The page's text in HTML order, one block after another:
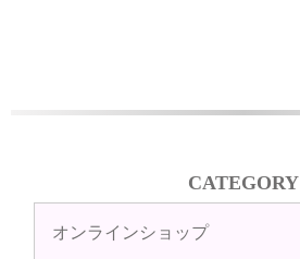
CATEGORY
オンラインショップ